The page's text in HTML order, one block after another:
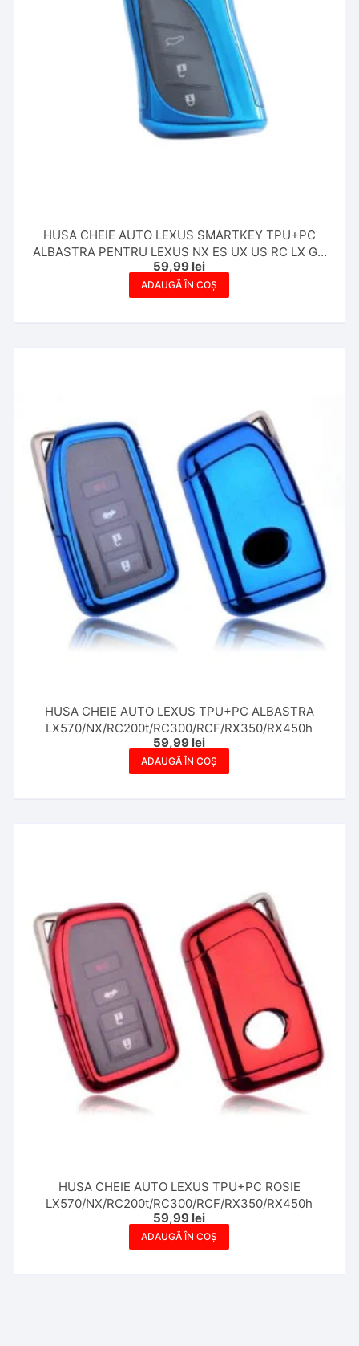
HUSA CHEIE AUTO LEXUS SMARTKEY TPU+PC
ALBASTRA PENTRU LEXUS NX ES UX US RC LX GX
IS GS RX 200 250h 350h LS 450h 260h 300h
59,99 lei
ADAUGĂ ÎN COȘ
HUSA CHEIE AUTO LEXUS TPU+PC ALBASTRA
LX570/NX/RC200t/RC300/RCF/RX350/RX450h
59,99 lei
ADAUGĂ ÎN COȘ
HUSA CHEIE AUTO LEXUS TPU+PC ROSIE
LX570/NX/RC200t/RC300/RCF/RX350/RX450h
59,99 lei
ADAUGĂ ÎN COȘ